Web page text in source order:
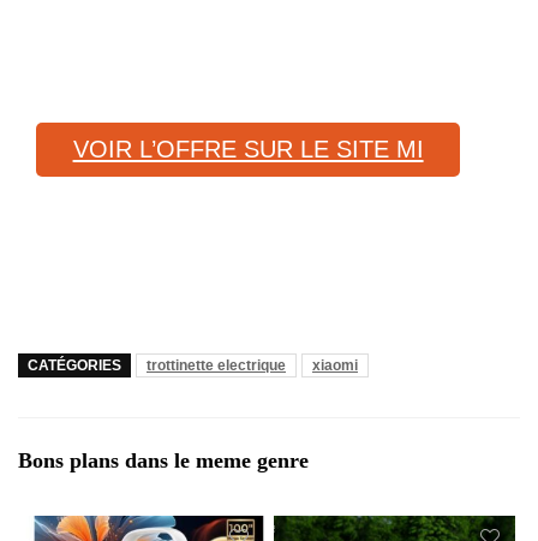
VOIR L’OFFRE SUR LE SITE MI
CATÉGORIES trottinette electrique xiaomi
Bons plans dans le meme genre